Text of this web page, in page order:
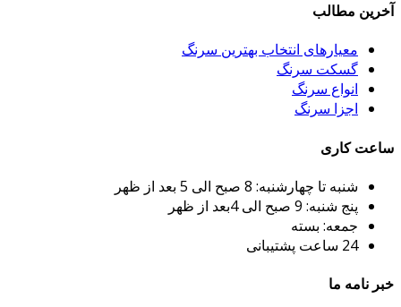
آخرین مطالب
معیارهای انتخاب بهترین سرنگ
گسکت سرنگ
انواع سرنگ
اجزا سرنگ
ساعت کاری
شنبه تا چهارشنبه: 8 صبح الی 5 بعد از ظهر
پنج شنبه: 9 صبح الی 4بعد از ظهر
جمعه: بسته
24 ساعت پشتیبانی
خبر نامه ما